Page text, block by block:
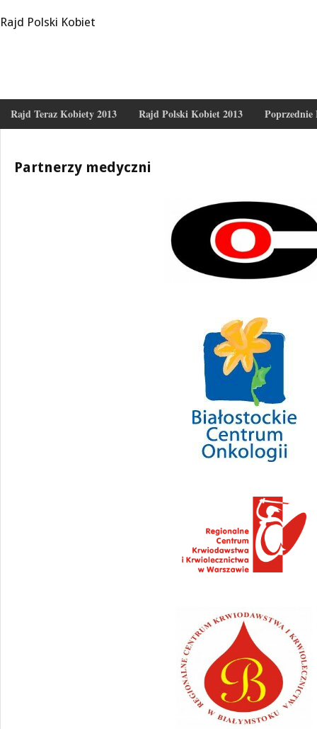
Rajd Polski Kobiet
Rajd Teraz Kobiety 2013 Rajd Polski Kobiet 2013 Poprzednie
Partnerzy medyczni